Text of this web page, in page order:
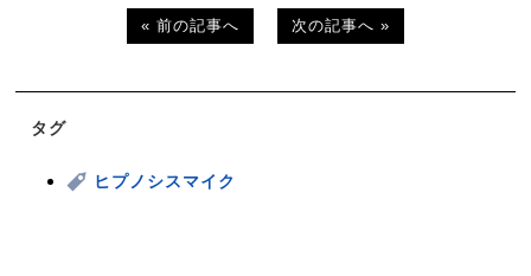
« 前の記事へ 次の記事へ »
タグ
ヒプノシスマイク